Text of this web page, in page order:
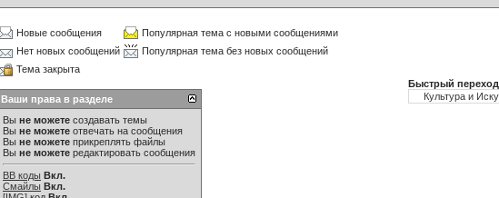
Новые сообщения
Популярная тема с новыми сообщениями
Нет новых сообщений
Популярная тема без новых сообщений
Тема закрыта
Ваши права в разделе
Вы не можете создавать темы
Вы не можете отвечать на сообщения
Вы не можете прикреплять файлы
Вы не можете редактировать сообщения
BB коды Вкл.
Смайлы Вкл.
Быстрый переход